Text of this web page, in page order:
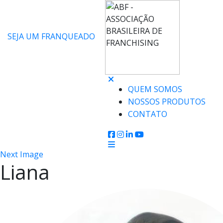
SEJA UM FRANQUEADO
QUEM SOMOS
NOSSOS PRODUTOS
CONTATO
Next Image
Liana